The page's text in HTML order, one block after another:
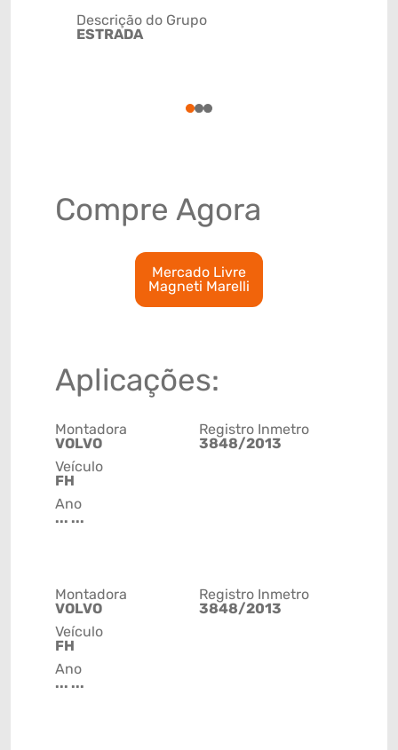
Descrição do Grupo
ESTRADA
123
Compre Agora
Mercado Livre
Magneti Marelli
Aplicações:
Montadora
VOLVO
Veículo
FH
Ano
... ...
Registro Inmetro
3848/2013
Montadora
VOLVO
Veículo
FH
Ano
... ...
Registro Inmetro
3848/2013